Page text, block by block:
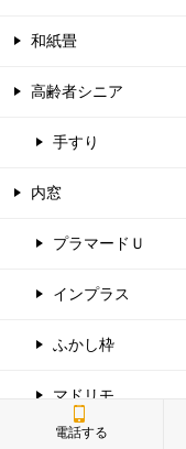
和紙畳
高齢者シニア
手すり
内窓
プラマードＵ
インプラス
ふかし枠
マドリモ
電話する